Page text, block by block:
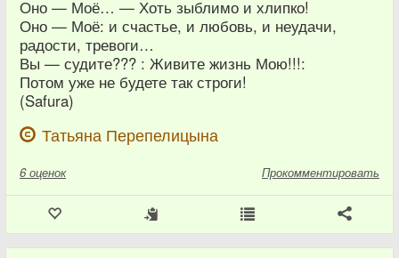
Оно — Моё… — Хоть зыблимо и хлипко!
Оно — Моё: и счастье, и любовь, и неудачи,
радости, тревоги…
Вы — судите??? : Живите жизнь Мою!!!:
Потом уже не будете так строги!
(Safura)
Татьяна Перепелицына
6 оценок Прокомментировать